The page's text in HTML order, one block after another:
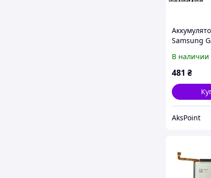
Samsung
mAh
В наличии
481 ₴
AksPoint